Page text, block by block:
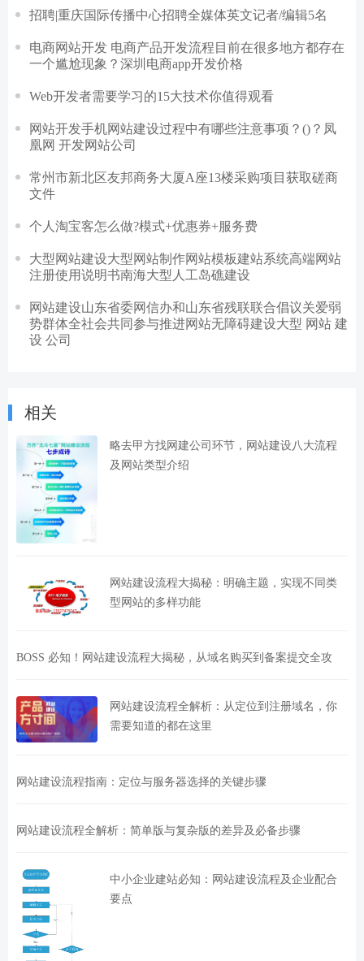
招聘|重庆国际传播中心招聘全媒体英文记者/编辑5名
电商网站开发 电商产品开发流程目前在很多地方都存在
一个尴尬现象？深圳电商app开发价格
Web开发者需要学习的15大技术你值得观看
网站开发手机网站建设过程中有哪些注意事项？()？凤
凰网 开发网站公司
常州市新北区友邦商务大厦A座13楼采购项目获取磋商
文件
个人淘宝客怎么做?模式+优惠券+服务费
大型网站建设大型网站制作网站模板建站系统高端网站
注册使用说明书南海大型人工岛礁建设
网站建设山东省委网信办和山东省残联联合倡议关爱弱
势群体全社会共同参与推进网站无障碍建设大型 网站 建
设 公司
相关
略去甲方找网建公司环节，网站建设八大流程
及网站类型介绍
网站建设流程大揭秘：明确主题，实现不同类
型网站的多样功能
BOSS 必知！网站建设流程大揭秘，从域名购买到备案提交全攻
网站建设流程全解析：从定位到注册域名，你
需要知道的都在这里
网站建设流程指南：定位与服务器选择的关键步骤
网站建设流程全解析：简单版与复杂版的差异及必备步骤
中小企业建站必知：网站建设流程及企业配合
要点